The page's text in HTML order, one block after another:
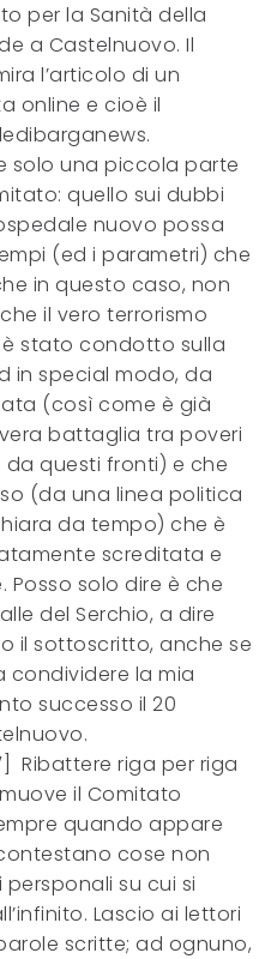
per la Sanità della
a Castelnuovo. Il
l’articolo di un
online e cioè il
solo una piccola parte
quello sui dubbi
nuovo possa
(ed i parametri) che
in questo caso, non
il vero terrorismo
stato condotto sulla
in special modo, da
(così come è già
battaglia tra poveri
questi fronti) e che
(da una linea politica
da tempo) che è
screditata e
solo dire è che
del Serchio, a dire
il sottoscritto, anche se
condividere la mia
successo il 20
Ribattere riga per riga
il Comitato
quando appare
cose non
su cui si
Lascio ai lettori
scritte; ad ognuno,